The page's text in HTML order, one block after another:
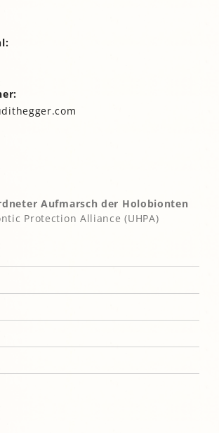
Aufmarsch der Holobionten
Protection Alliance (UHPA)